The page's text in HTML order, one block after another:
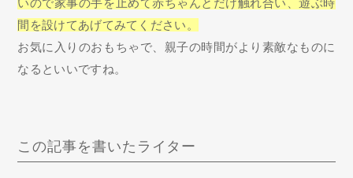
間を設けてあげてみてください。
お気に入りのおもちゃで、親子の時間がより素敵なものに
なるといいですね。
この記事を書いたライター